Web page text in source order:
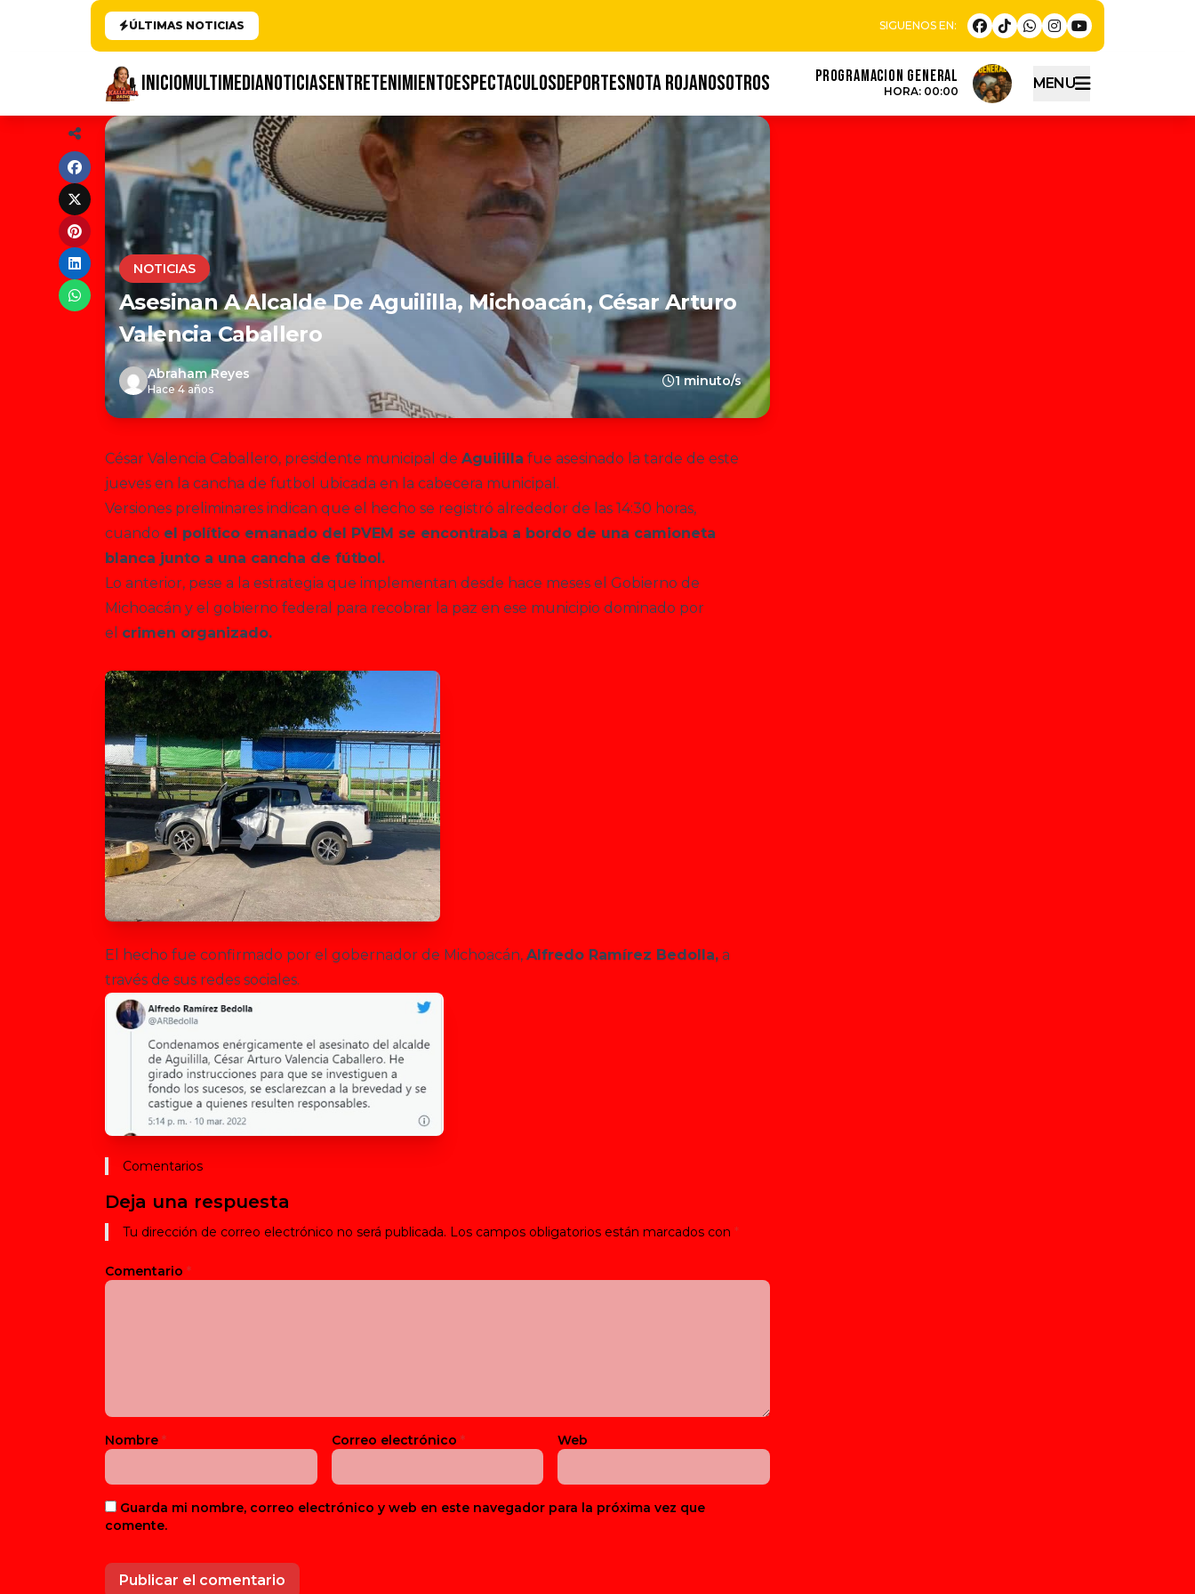
ÚLTIMAS NOTICIAS
INICIOMULTIMEDIANOTICIASENTRETENIMIENTOESPECTACULOSDEPORTESNOTA ROJANOSOTROS PROGRAMACION GENERAL
HORA: 00:00 MENU
NOTICIAS
Asesinan A Alcalde De Aguililla, Michoacán, César Arturo
Valencia Caballero
Abraham Reyes
Hace 4 años
1 minuto/s
César Valencia Caballero, presidente municipal de Aguililla fue asesinado la tarde de este
jueves en la cancha de futbol ubicada en la cabecera municipal.
Versiones preliminares indican que el hecho se registró alrededor de las 14:30 horas,
cuando el político emanado del PVEM se encontraba a bordo de una camioneta
blanca junto a una cancha de fútbol.
Lo anterior, pese a la estrategia que implementan desde hace meses el Gobierno de
Michoacán y el gobierno federal para recobrar la paz en ese municipio dominado por
el crimen organizado.
El hecho fue confirmado por el gobernador de Michoacán, Alfredo Ramírez Bedolla, a
través de sus redes sociales.
Comentarios
Deja una respuesta
Tu dirección de correo electrónico no será publicada. Los campos obligatorios están marcados con *
Comentario *
Nombre * Correo electrónico * Web
Guarda mi nombre, correo electrónico y web en este navegador para la próxima vez que
comente.